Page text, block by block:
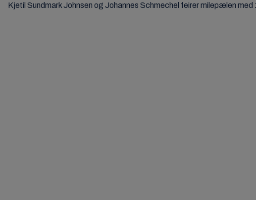
Kjetil Sundmark Johnsen og Johannes Schmechel feirer milepælen